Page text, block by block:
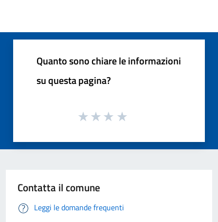
Quanto sono chiare le informazioni
su questa pagina?
Contatta il comune
Leggi le domande frequenti